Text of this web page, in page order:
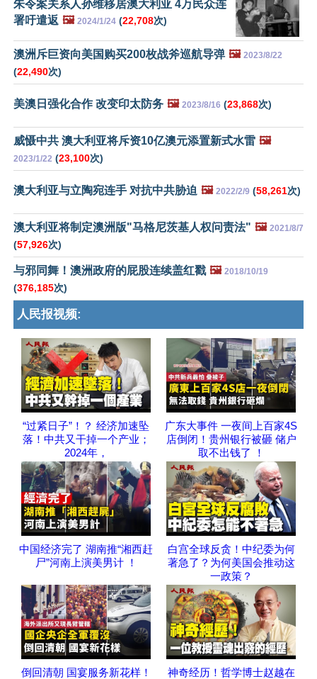
朱令案关系人孙维移居澳大利亚 4万民众连
署吁遣返 🖼️ 2024/1/24 (22,708次)
澳洲斥巨资向美国购买200枚战斧巡航导弹 🖼️ 2023/8/22
(22,490次)
美澳日强化合作 改变印太防务 🖼️ 2023/8/16 (23,868次)
威慑中共 澳大利亚将斥资10亿澳元添置新式水雷 🖼️
2023/1/22 (23,100次)
澳大利亚与立陶宛连手 对抗中共胁迫 🖼️ 2022/2/9 (58,261次)
澳大利亚将制定澳洲版"马格尼茨基人权问责法" 🖼️ 2021/8/7
(57,926次)
与邪同舞！澳洲政府的屁股连续盖红戳 🖼️ 2018/10/19
(376,185次)
人民报视频:
“过紧日子”！？ 经济加速坠
落！中共又干掉一个产业；
2024年，
广东大事件 一夜间上百家4S
店倒闭！贵州银行被砸 储户
取不出钱了 ！
中国经济完了 湖南推“湘西赶
尸”河南上演美男计 ！
白宫全球反贪！中纪委为何
著急了？为何美国会推动这
一政策？
倒回清朝 国宴服务新花样！
神奇经历！哲学博士赵越在